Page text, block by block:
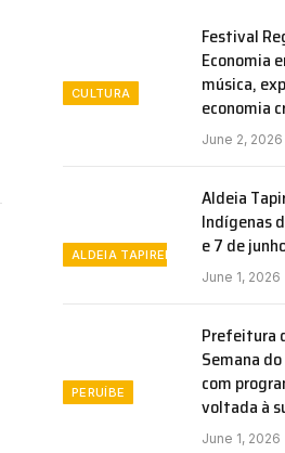
CULTURA
Festival
Economia
música,
economia
June 2, 2026
ALDEIA TAPIREMA
Aldeia
Indígenas
e 7 de
June 1, 2026
PERUÍBE
Prefeitura
Semana
com
voltada à
June 1, 2026